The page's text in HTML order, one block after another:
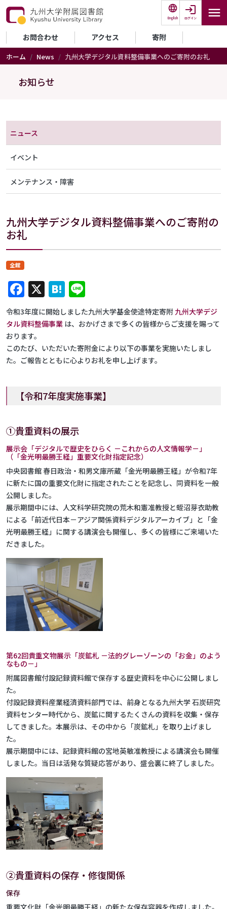
メインコンテンツに移動
English ログイン
セカンダリーメニュー
お問合わせ アクセス 寄附
ホーム News 九州大学デジタル資料整備事業へのご寄附のお礼
お知らせ
九州大学デジタル資料整備事業へのご寄附の
お礼
全館
Facebook
X Hatena
令和3年度に開始しました九州大学基金使途特定寄附 九州大学デジ
タル資料整備事業 は、おかげさまで多くの皆様からご支援を賜って
おります。
このたび、いただいた寄附金により以下の事業を実施いたしまし
た。ご報告とともに心よりお礼を申し上げます。
【令和7年度実施事業】
①貴重資料の展示
展示会「デジタルで歴史をひらく －これからの人文情報学－」
（「金光明最勝王経」重要文化財指定記念）
中央図書館 春日政治・和男文庫所蔵「金光明最勝王経」が令和7年
に新たに国の重要文化財に指定されたことを記念し、同資料を一般
公開しました。
展示期間中には、人文科学研究院の荒木和憲准教授と蛭沼芽衣助教
による「前近代日本－アジア関係資料デジタルアーカイブ」と「金
光明最勝王経」に関する講演会も開催し、多くの皆様にご来場いた
だきました。
第62回貴重文物展示「炭鉱札 －法的グレーゾーンの「お金」のよう
なもの－」
附属図書館付設記録資料館で保存する歴史資料を中心に公開しまし
た。
付設記録資料産業経済資料部門では、前身となる九州大学 石炭研究
資料センター時代から、炭鉱に関するたくさんの資料を収集・保存
してきました。本展示は、その中から「炭鉱札」を取り上げまし
た。
展示期間中には、記録資料館の宮地英敏准教授による講演会も開催
しました。当日は活発な質疑応答があり、盛会裏に終了しました。
②貴重資料の保存・修復関係
保存
重要文化財「金光明最勝王経」の新たな保存容器を作成しました。
ニュース
イベント
メンテナンス・障害